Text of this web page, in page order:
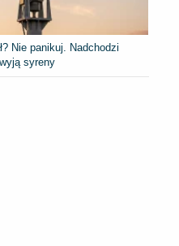
Nie panikuj. Nadchodzi
syreny